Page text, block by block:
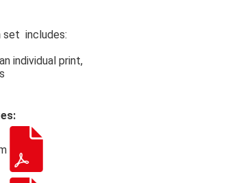
set includes:
individual print,